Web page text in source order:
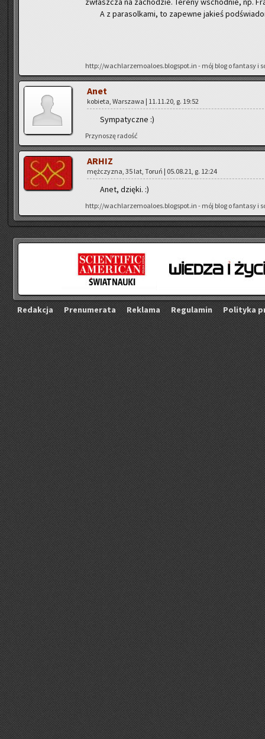
A z pa­ra­sol­ka­mi, to za­pew­ne ja­kieś
http://wachlarzemoaloes.blogspot.in - mój blog o fan­ta­sy i
Anet
ko­bie­ta, War­sza­wa | 11.11.20, g. 19:52
Sym­pa­tycz­ne :)
Przy­no­szę ra­dość
ARHIZ
męż­czy­zna, 35 lat, Toruń | 05.08.21, g. 12:24
Anet, dzię­ki. :)
http://wachlarzemoaloes.blogspot.in - mój blog o fan­ta­sy i
Re­dak­cja Pre­nu­me­ra­ta Re­kla­ma Re­gu­la­min Po­li­ty­ka